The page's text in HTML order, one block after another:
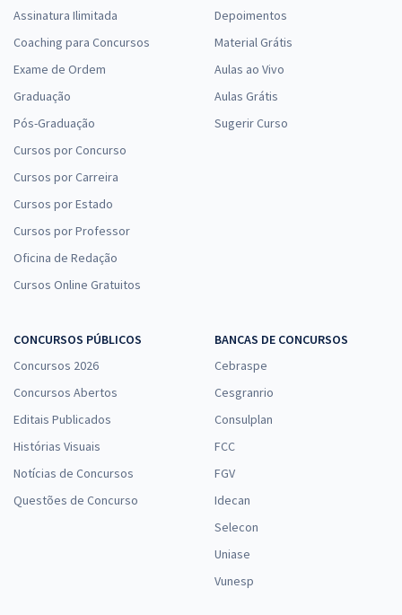
Assinatura Ilimitada
Coaching para Concursos
Exame de Ordem
Graduação
Pós-Graduação
Cursos por Concurso
Cursos por Carreira
Cursos por Estado
Cursos por Professor
Oficina de Redação
Cursos Online Gratuitos
Depoimentos
Material Grátis
Aulas ao Vivo
Aulas Grátis
Sugerir Curso
CONCURSOS PÚBLICOS
Concursos 2026
Concursos Abertos
Editais Publicados
Histórias Visuais
Notícias de Concursos
Questões de Concurso
BANCAS DE CONCURSOS
Cebraspe
Cesgranrio
Consulplan
FCC
FGV
Idecan
Selecon
Uniase
Vunesp